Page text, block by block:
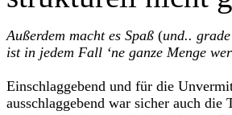
Außerdem macht es Spaß (und..
ist in jedem Fall ‘ne ganze Menge
Einschlaggebend und für die
ausschlaggebend war sicher auch die